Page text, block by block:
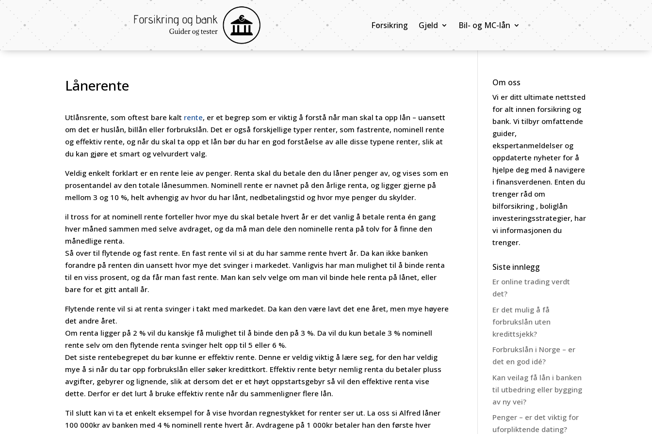
Forsikring Gjeld Bil- og MC-lån
Lånerente
Utlånsrente, som oftest bare kalt rente, er et begrep som er viktig å forstå når man skal ta opp lån – uansett
om det er huslån, billån eller forbrukslån. Det er også forskjellige typer renter, som fastrente, nominell rente
og effektiv rente, og når du skal ta opp et lån bør du har en god forståelse av alle disse typene renter, slik at
du kan gjøre et smart og velvurdert valg.
Veldig enkelt forklart er en rente leie av penger. Renta skal du betale den du låner penger av, og vises som en
prosentandel av den totale lånesummen. Nominell rente er navnet på den årlige renta, og ligger gjerne på
mellom 3 og 10 %, helt avhengig av hvor du har lånt, nedbetalingstid og hvor mye penger du skylder.
il tross for at nominell rente forteller hvor mye du skal betale hvert år er det vanlig å betale renta én gang
hver måned sammen med selve avdraget, og da må man dele den nominelle renta på tolv for å finne den
månedlige renta.
Så over til flytende og fast rente. En fast rente vil si at du har samme rente hvert år. Da kan ikke banken
forandre på renten din uansett hvor mye det svinger i markedet. Vanligvis har man mulighet til å binde renta
til en viss prosent, og da får man fast rente. Man kan selv velge om man vil binde hele renta på lånet, eller
bare for et gitt antall år.
Flytende rente vil si at renta svinger i takt med markedet. Da kan den være lavt det ene året, men mye høyere
det andre året.
Om renta ligger på 2 % vil du kanskje få mulighet til å binde den på 3 %. Da vil du kun betale 3 % nominell
rente selv om den flytende renta svinger helt opp til 5 eller 6 %.
Det siste rentebegrepet du bør kunne er effektiv rente. Denne er veldig viktig å lære seg, for den har veldig
mye å si når du tar opp forbrukslån eller søker kredittkort. Effektiv rente betyr nemlig renta du betaler pluss
avgifter, gebyrer og lignende, slik at dersom det er et høyt oppstartsgebyr så vil den effektive renta vise
dette. Derfor er det lurt å bruke effektiv rente når du sammenligner flere lån.
Til slutt kan vi ta et enkelt eksempel for å vise hvordan regnestykket for renter ser ut. La oss si Alfred låner
100 000kr av banken med 4 % nominell rente hvert år. Avdragene på 1 000kr betaler han den første hver
Om oss
Vi er ditt ultimate nettsted
for alt innen forsikring og
bank. Vi tilbyr omfattende
guider,
ekspertanmeldelser og
oppdaterte nyheter for å
hjelpe deg med å navigere
i finansverdenen. Enten du
trenger råd om
bilforsikring , boliglån
investeringsstrategier, har
vi informasjonen du
trenger.
Siste innlegg
Er online trading verdt
det?
Er det mulig å få
forbrukslån uten
kredittsjekk?
Forbrukslån i Norge – er
det en god idé?
Kan veilag få lån i banken
til utbedring eller bygging
av ny vei?
Penger – er det viktig for
uforpliktende dating?